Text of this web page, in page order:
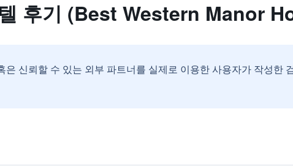
후기 (Best Western Manor
은 신뢰할 수 있는 외부 파트너를 실제로 이용한 사용자가 작성한